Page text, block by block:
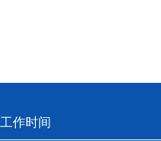
工作时间